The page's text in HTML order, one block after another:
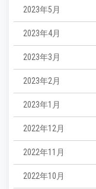
2023年5月
2023年4月
2023年3月
2023年2月
2023年1月
2022年12月
2022年11月
2022年10月